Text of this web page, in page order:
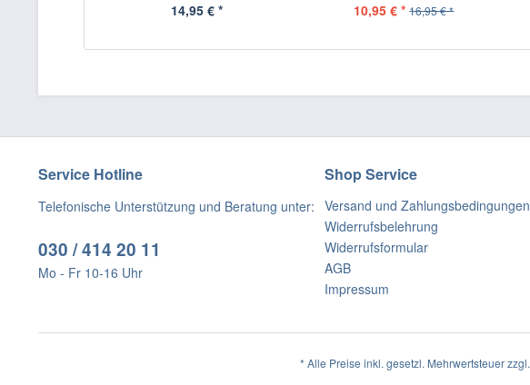
14,95 € * 10,95 € * 16,95 € *
Service Hotline
Telefonische Unterstützung und Beratung unter:
030 / 414 20 11
Mo - Fr 10-16 Uhr
Shop Service
Versand und Zahlungsbedingungen
Widerrufsbelehrung
Widerrufsformular
AGB
Impressum
* Alle Preise inkl. gesetzl. Mehrwertsteuer zzgl.